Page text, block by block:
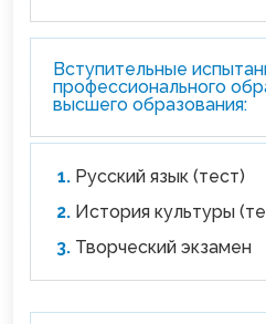
Вступительные
профессионального
высшего образования:
Русский язык (тест)
История культуры
Творческий экзамен